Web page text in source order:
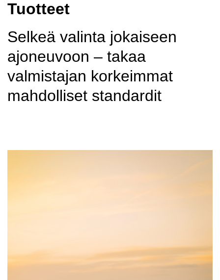
Tuotteet
Selkeä valinta jokaiseen
ajoneuvoon – takaa
valmistajan korkeimmat
mahdolliset standardit